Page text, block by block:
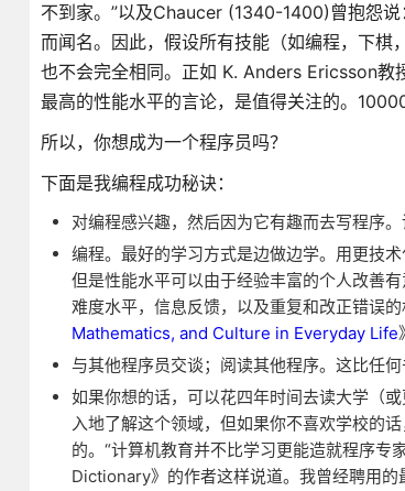
不到家。”以及Chaucer (1340-1400)曾抱怨
而闻名。因此，假设所有技能（如编程，下棋
也不会完全相同。正如 K. Anders Ericsson教
最高的性能水平的言论，是值得关注的。
所以，你想成为一个程序员吗？
下面是我编程成功秘诀：
对编程感兴趣，然后因为它有趣而去写程序
编程。最好的学习方式是边做边学。用更技
但是性能水平可以由于经验丰富的个人改善
难度水平，信息反馈，以及重复和改正错误
Mathematics, and Culture in Everyday Life
与其他程序员交谈；阅读其他程序。这比任何
如果你想的话，可以花四年时间去读大学（
入地了解这个领域，但如果你不喜欢学校的
的。“计算机教育并不比学习更能造就程序
Dictionary》的作者这样说道。我曾经聘用